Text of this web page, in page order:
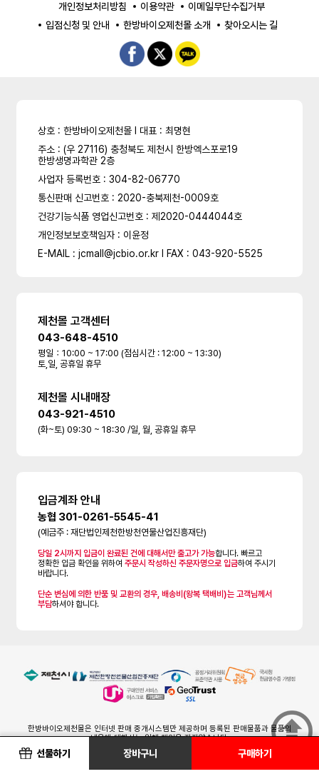
선물하기 장바구니 구매하기
개인정보처리방침 이용약관
이메일무단수집거부
입점신청 및 안내
한방바이오제천몰 소개 찾아오시는 길
상호 : 한방바이오제천몰 l 대표 : 최명현
주소 : (우 27116) 충청북도 제천시 한방엑스포로19
한방생명과학관 2층
사업자 등록번호 : 304-82-06770
통신판매 신고번호 : 2020-충북제천-0009호
건강기능식품 영업신고번호 : 제2020-0444044호
개인정보보호책임자 : 이윤정
E-MAIL : jcmall@jcbio.or.kr l FAX : 043-920-5525
제천몰 고객센터
043-648-4510
평일：10:00 ~ 17:00 (점심시간 : 12:00 ~ 13:30)
토,일, 공휴일 휴무
제천몰 시내매장
043-921-4510
(화~토) 09:30 ~ 18:30 /일, 월, 공휴일 휴무
입금계좌 안내
농협 301-0261-5545-41
(예금주 : 재단법인제천한방천연물산업진흥재단)
당일 2시까지 입금이 완료된 건에 대해서만 출고가 가능합니다. 빠르고
정확한 입금 확인을 위하여주문시 작성하신 주문자명으로 입금하여 주시기
바랍니다.
단순 변심에 의한 반품 및 교환의 경우, 배송비(왕복 택배비)는 고객님께서
부담하셔야 합니다.
한방바이오제천몰은 인터넷 판매 중개시스템만 제공하며 등록된 판매물품과 물품의
내용에 대해서는 일체 책임을 지지않습니다.
제품하자 및 배송관련 등의 차후 책임은 해당입점(생산 및 배송)업체에 있습니다.